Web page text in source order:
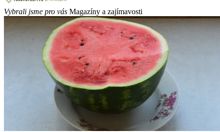
Vybrali jsme pro vás Magazíny a zajímavosti